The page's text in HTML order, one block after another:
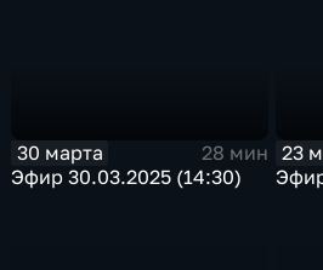
30 марта
28 мин
Эфир 30.03.2025 (14:30)
23